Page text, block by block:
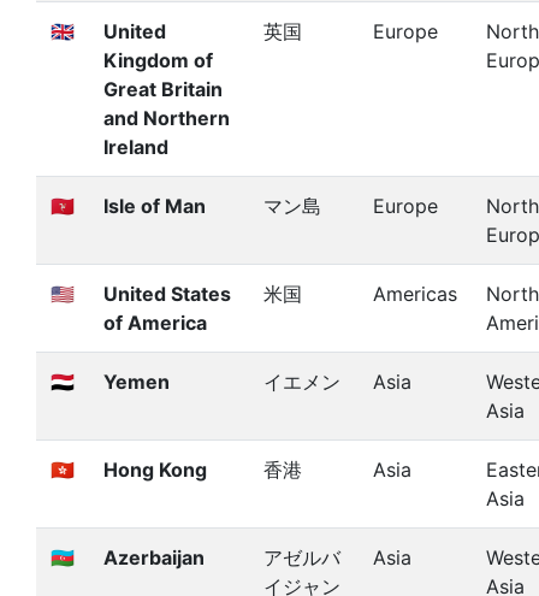
🇬🇧
United
Kingdom of
Great Britain
and Northern
Ireland
英国 Europe
🇮🇲 Isle of Man マン島 Europe
🇺🇸
United States
of America
米国 Americas
🇾🇪 Yemen イエメン Asia
Asia
🇭🇰 Hong Kong 香港 Asia
Asia
🇦🇿 Azerbaijan
アゼルバ
イジャン
Asia
Asia